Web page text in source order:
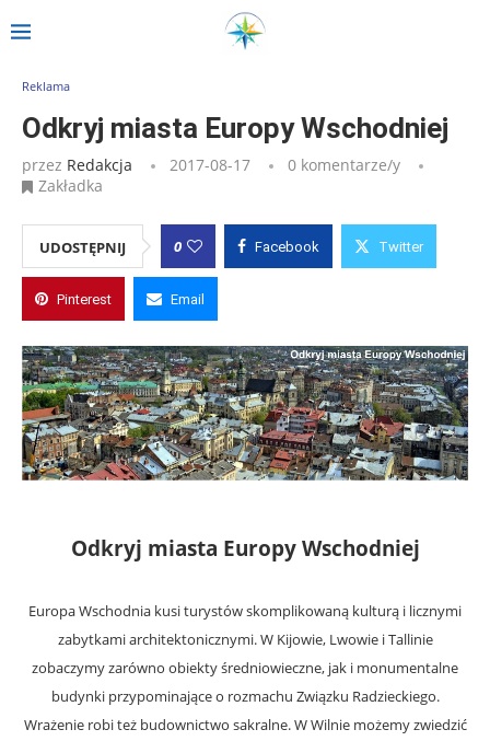
Strona główna Odkryj miasta Europy Wschodniej
Reklama
Odkryj miasta Europy Wschodniej
przez Redakcja 2017-08-17
0 komentarze/y
Zakładka
UDOSTĘPNIJ 0 Facebook Twitter
Pinterest Email
Odkryj miasta Europy Wschodniej
Europa Wschodnia kusi turystów skomplikowaną kulturą i licznymi
zabytkami architektonicznymi. W Kijowie, Lwowie i Tallinie
zobaczymy zarówno obiekty średniowieczne, jak i monumentalne
budynki przypominające o rozmachu Związku Radzieckiego.
Wrażenie robi też budownictwo sakralne. W Wilnie możemy zwiedzić